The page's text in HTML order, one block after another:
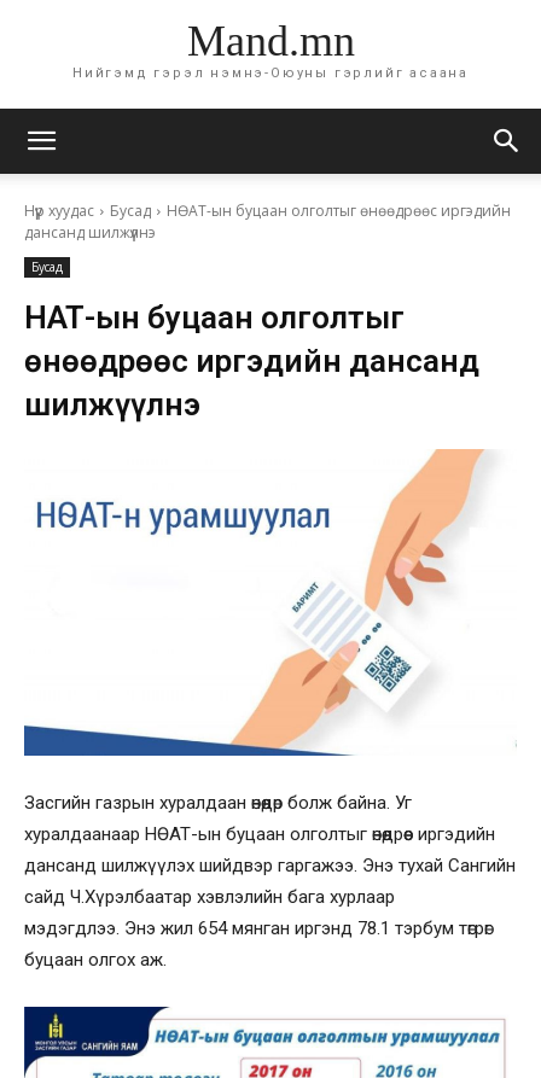
Mand.mn
Нийгэмд гэрэл нэмнэ-Оюуны гэрлийг асаана
Нүүр хуудас Бусад
НӨАТ-ын буцаан олголтыг өнөөдрөөс иргэдийн
дансанд шилжүүлнэ
Бусад
НӨАТ-ын буцаан олголтыг
өнөөдрөөс иргэдийн дансанд
шилжүүлнэ
Засгийн газрын хуралдаан өнөөдөр болж байна. Уг
хуралдаанаар НӨАТ-ын буцаан олголтыг өнөөдрөөс иргэдийн
дансанд шилжүүлэх шийдвэр гаргажээ. Энэ тухай Сангийн
сайд Ч.Хүрэлбаатар хэвлэлийн бага хурлаар
мэдэгдлээ. Энэ жил 654 мянган иргэнд 78.1 тэрбум төгрөг
буцаан олгох аж.